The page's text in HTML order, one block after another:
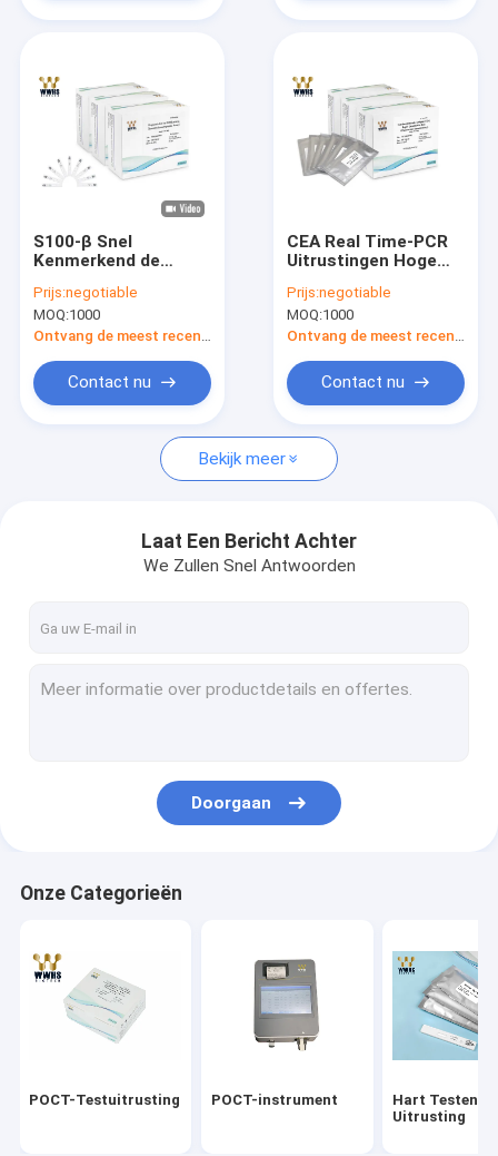
Producten
Ongeveer ons
Fabrieksreis
Verzoek om een Citaat
News
POCT-Testuitrusting
Hart Testende Uitrusting
Snelle de Testuitrusting van PCT
De Uitrusting van de vruchtbaarheidstest
Medische laboratoriumverbruiksgoederen
Het Middel van het virusvervoer
S100-β Snel
Kenmerkend de
Colloïdaal Goud van
de Testcassette
POCT
Prijs:negotiable
MOQ:1000
Ontvang de meest recente Prijs
Contact nu
CEA Real Time-PCR
Uitrustingen Hoge
Flesjessteekproef
voor
Tumoropsporing
Prijs:negotiable
MOQ:1000
Ontvang de meest recente Prijs
Contact nu
Bekijk meer
Laat Een Bericht Achter
We Zullen Snel Antwoorden
Doorgaan
Onze Categorieën
POCT-Testuitrusting POCT-instrument
Hart Testende
Uitrusting